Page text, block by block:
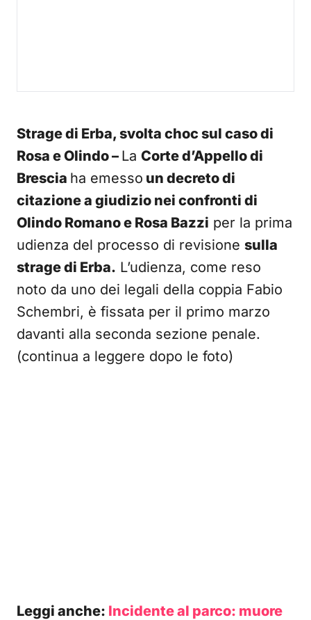
Strage di Erba, svolta choc sul caso di
Rosa e Olindo – La Corte d’Appello di
Brescia ha emesso un decreto di
citazione a giudizio nei confronti di
Olindo Romano e Rosa Bazzi per la prima
udienza del processo di revisione sulla
strage di Erba. L’udienza, come reso
noto da uno dei legali della coppia Fabio
Schembri, è fissata per il primo marzo
davanti alla seconda sezione penale.
(continua a leggere dopo le foto)
Leggi anche: Incidente al parco: muore